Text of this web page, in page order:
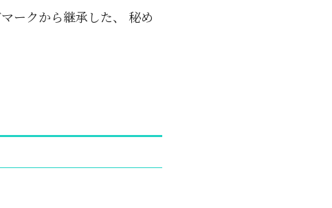
ークから継承した、 秘め